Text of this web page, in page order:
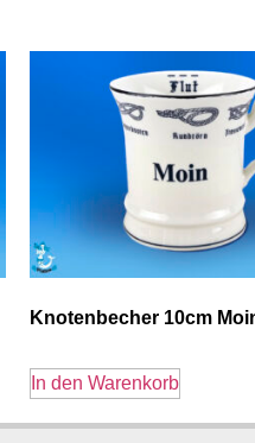
Knotenbecher 10cm
In den Warenkorb